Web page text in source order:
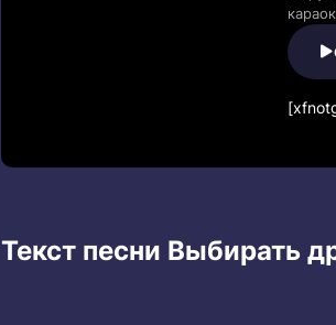
Текст песни Выбирать